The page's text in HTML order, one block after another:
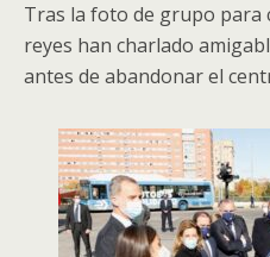
Tras la foto de grupo para
reyes han charlado
antes de abandonar el